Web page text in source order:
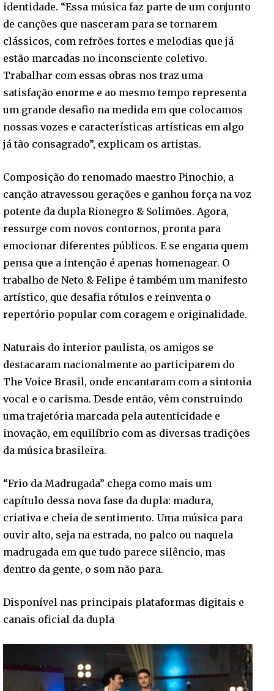
identidade. “Essa música faz parte de um conjunto
de canções que nasceram para se tornarem
clássicos, com refrões fortes e melodias que já
estão marcadas no inconsciente coletivo.
Trabalhar com essas obras nos traz uma
satisfação enorme e ao mesmo tempo representa
um grande desafio na medida em que colocamos
nossas vozes e características artísticas em algo
já tão consagrado”, explicam os artistas.
Composição do renomado maestro Pinochio, a
canção atravessou gerações e ganhou força na voz
potente da dupla Rionegro & Solimões. Agora,
ressurge com novos contornos, pronta para
emocionar diferentes públicos. E se engana quem
pensa que a intenção é apenas homenagear. O
trabalho de Neto & Felipe é também um manifesto
artístico, que desafia rótulos e reinventa o
repertório popular com coragem e originalidade.
Naturais do interior paulista, os amigos se
destacaram nacionalmente ao participarem do
The Voice Brasil, onde encantaram com a sintonia
vocal e o carisma. Desde então, vêm construindo
uma trajetória marcada pela autenticidade e
inovação, em equilíbrio com as diversas tradições
da música brasileira.
“Frio da Madrugada” chega como mais um
capítulo dessa nova fase da dupla: madura,
criativa e cheia de sentimento. Uma música para
ouvir alto, seja na estrada, no palco ou naquela
madrugada em que tudo parece silêncio, mas
dentro da gente, o som não para.
Disponível nas principais plataformas digitais e
canais oficial da dupla